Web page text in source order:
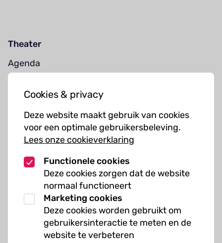
Cookies & privacy
Deze website maakt gebruik van cookies
voor een optimale gebruikersbeleving.
Lees onze cookieverklaring
Functionele cookies
Deze cookies zorgen dat de website
normaal functioneert
Marketing cookies
Deze cookies worden gebruikt om
gebruikersinteractie te meten en de
website te verbeteren
Theater
Agenda
Muziekcursussen
Kunst cursussen
Over ons
Organisatie
Werken bij Kielzog
Veelgestelde vragen